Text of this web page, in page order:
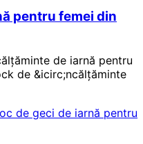
pentru femei din
de iarnă pentru
de &icirc;ncălțăminte